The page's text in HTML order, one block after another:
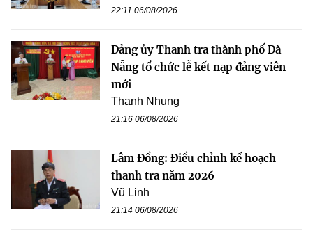
22:11 06/08/2026
Đảng ủy Thanh tra thành phố Đà
Nẵng tổ chức lễ kết nạp đảng viên
mới
Thanh Nhung
21:16 06/08/2026
Lâm Đồng: Điều chỉnh kế hoạch
thanh tra năm 2026
Vũ Linh
21:14 06/08/2026